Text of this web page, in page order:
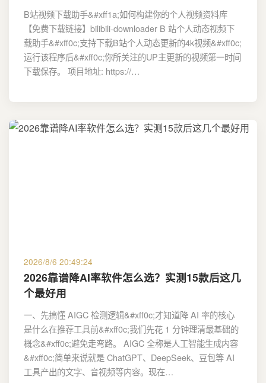
B站视频下载助手&#xff1a;如何构建你的个人视频资料库
【免费下载链接】bilibili-downloader B 站个人动态视频下
载助手&#xff0c;支持下载B站个人动态更新的4k视频&#xff0c;
运行该程序后&#xff0c;你所关注的UP主更新的视频第一时间
下载保存。 项目地址: https://…
2026/8/6 20:49:24
2026靠谱降AI率软件怎么选？实测15款后这几
个最好用
一、先搞懂 AIGC 检测逻辑&#xff0c;才知道降 AI 率的核心
是什么在推荐工具前&#xff0c;我们先花 1 分钟理清最基础的
概念&#xff0c;避免走弯路。 AIGC 全称是人工智能生成内容
&#xff0c;简单来说就是 ChatGPT、DeepSeek、豆包等 AI
工具产出的文字、音视频等内容。现在…